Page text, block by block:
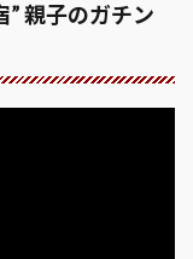
” 親子のガチン